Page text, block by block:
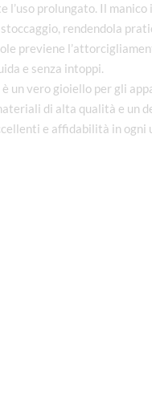
l’uso prolungato. Il
rendendola
previene
e senza intoppi.
un vero gioiello per gli
di alta qualità e un
e affidabilità in ogni